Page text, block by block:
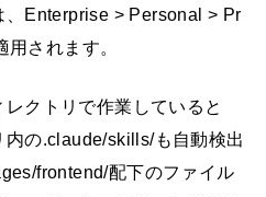
、Enterprise > Personal > Pr
されます。
クトリで作業していると
内の.claude/skills/も自動検出
frontend/配下のファイル